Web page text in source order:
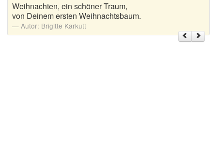
Weihnachtswünsche
Adventskalender mit Sprüchen
Weihnachten, ein schöner Traum,
von Deinem ersten Weihnachtsbaum.
Autor: Brigitte Karkutt